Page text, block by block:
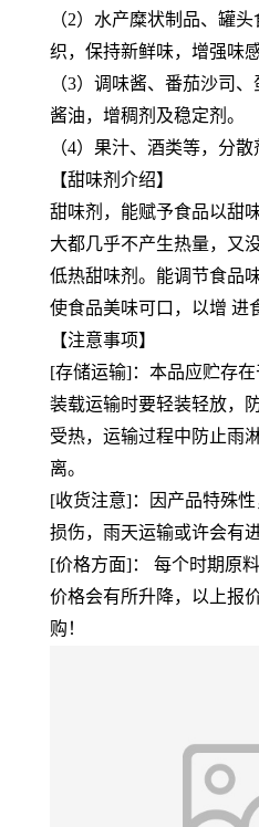
（2）水产糜状制品、罐
织，保持新鲜味，增强味
（3）调味酱、番茄沙司
酱油，增稠剂及稳定剂。
（4）果汁、酒类等，分散
【甜味剂介绍】
甜味剂，能赋予食品以甜
大都几乎不产生热量，又
低热甜味剂。能调节食品
使食品美味可口，以增 进
【注意事项】
[存储运输]：本品应贮存在
装载运输时要轻装轻放，
受热，运输过程中防止雨
离。
[收货注意]：因产品特殊
损伤，雨天运输或许会有
[价格方面]： 每个时期原
价格会有所升降，以上报
购！